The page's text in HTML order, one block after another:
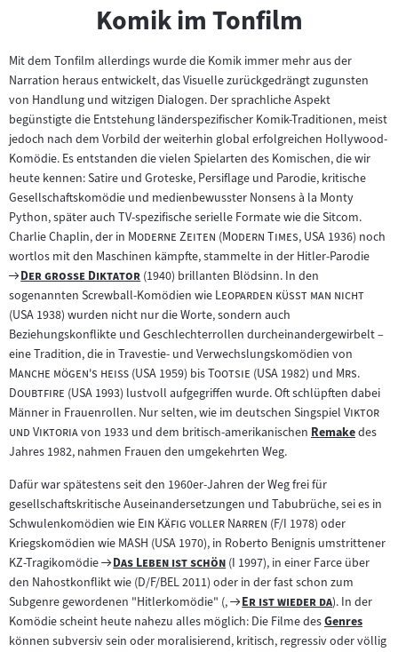
Komik im Tonfilm
Mit dem Tonfilm allerdings wurde die Komik immer mehr aus der
Narration heraus entwickelt, das Visuelle zurückgedrängt zugunsten
von Handlung und witzigen Dialogen. Der sprachliche Aspekt
begünstigte die Entstehung länderspezifischer Komik-Traditionen, meist
jedoch nach dem Vorbild der weiterhin global erfolgreichen Hollywood-
Komödie. Es entstanden die vielen Spielarten des Komischen, die wir
heute kennen: Satire und Groteske, Persiflage und Parodie, kritische
Gesellschaftskomödie und medienbewusster Nonsens à la Monty
Python, später auch TV-spezifische serielle Formate wie die Sitcom.
Charlie Chaplin, der in "Moderne Zeiten "("Modern Times", USA 1936) noch
wortlos mit den Maschinen kämpfte, stammelte in der Hitler-Parodie
Zum
Filmarchiv:
"
Der große Diktator"(1940) brillanten Blödsinn. In den
sogenannten Screwball-Komödien wie "Leoparden küsst man nicht"
(USA 1938) wurden nicht nur die Worte, sondern auch
Beziehungskonflikte und Geschlechterrollen durcheinandergewirbelt –
eine Tradition, die in Travestie- und Verwechslungskomödien von
Manche mögen's heiß"(USA 1959) bis"
Tootsie "(USA 1982) und "Mrs.
Doubtfire "(USA 1993) lustvoll aufgegriffen wurde. Oft schlüpften dabei
Männer in Frauenrollen. Nur selten, wie im deutschen Singspiel "
Viktor
und Viktoria"von 1933 und dem britisch-amerikanischen Zum
Remakedes
Jahres 1982, nahmen Frauen den umgekehrten Weg.
Dafür war spätestens seit den 1960er-Jahren der Weg frei für
gesellschaftskritische Auseinandersetzungen und Tabubrüche, sei es in
Schwulenkomödien wie "Ein Käfig voller Narren "(F/I 1978) oder
Kriegskomödien wie "MASH "(USA 1970), in Roberto Benignis umstrittener
KZ-Tragikomödie
Zum
Filmarchiv:
"
Das Leben ist schön"(I 1997), in einer Farce über
den Nahostkonflikt wie (D/F/BEL 2011) oder in der fast schon zum
Subgenre gewordenen "Hitlerkomödie" (,
Zum
Filmarchiv:
"
Er ist wieder da"
). In der
Komödie scheint heute nahezu alles möglich: Die Filme desZum
Genres
können subversiv sein oder moralisierend, kritisch, regressiv oder völlig